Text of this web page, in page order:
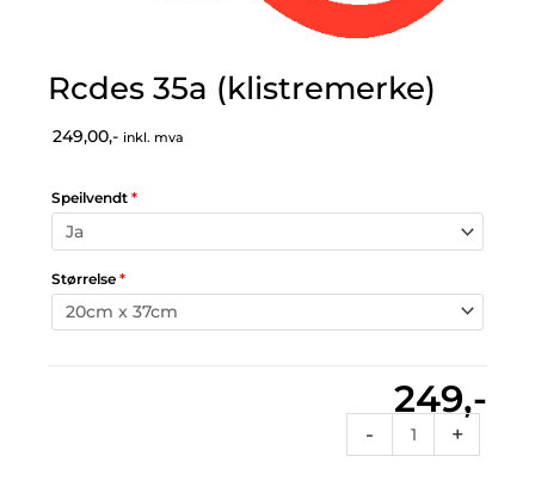
Rcdes 35a (klistremerke)
249,00,- inkl. mva
Speilvendt *
Størrelse *
249,-
-
35a
+